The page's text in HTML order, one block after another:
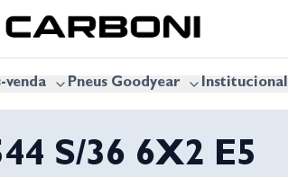
venda Pneus Goodyear Institucional
S/36 6X2 E5